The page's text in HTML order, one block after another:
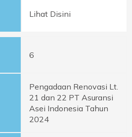
Lihat Disini
6
Pengadaan Renovasi Lt.
21 dan 22 PT Asuransi
Asei Indonesia Tahun
2024